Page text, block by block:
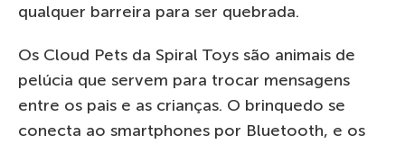
qualquer barreira para ser quebrada.
Os Cloud Pets da Spiral Toys são animais de
pelúcia que servem para trocar mensagens
entre os pais e as crianças. O brinquedo se
conecta ao smartphones por Bluetooth, e os